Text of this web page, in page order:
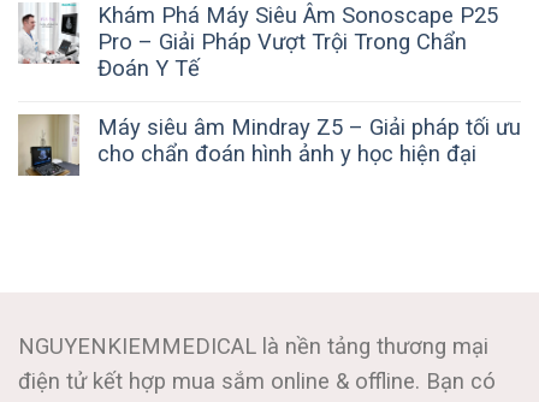
Khám Phá Máy Siêu Âm Sonoscape P25
Pro – Giải Pháp Vượt Trội Trong Chẩn
Đoán Y Tế
Máy siêu âm Mindray Z5 – Giải pháp tối ưu
cho chẩn đoán hình ảnh y học hiện đại
NGUYENKIEMMEDICAL là nền tảng thương mại
điện tử kết hợp mua sắm online & offline. Bạn có